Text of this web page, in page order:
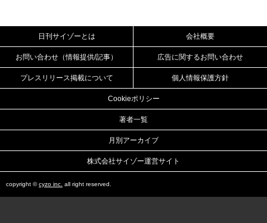
日刊サイゾーとは 会社概要
お問い合わせ（情報提供/記事） 広告に関するお問い合わせ
プレスリリース掲載について 個人情報保護方針
Cookieポリシー
著者一覧
月別アーカイブ
株式会社サイゾー運営サイト
copyright ©cyzo inc. all right reserved.